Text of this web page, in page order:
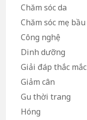
Chăm sóc da
Chăm sóc mẹ bầu
Công nghệ
Dinh dưỡng
Giải đáp thắc mắc
Giảm cân
Gu thời trang
Hóng